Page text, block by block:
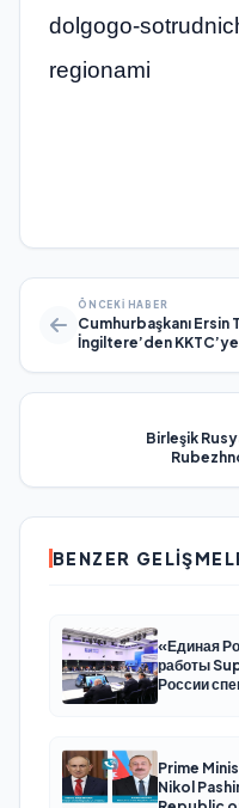
dolgogo-
regionami
ÖNCEKI HABER
Cumhurbaşkanı Ersin
İngiltere’den
Birleşik
BENZER
«Единая
работы
России
Prime
Nikol